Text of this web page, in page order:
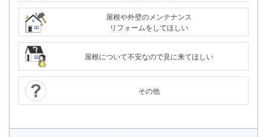
屋根や外壁のメンテナンス
リフォームをしてほしい
屋根について不安なので見に来てほしい
その他